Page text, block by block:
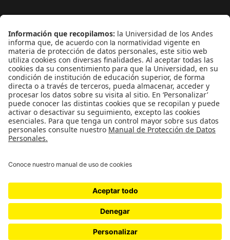
Podcasts
Ediciones especiales
Proyectos 070
SÍGUENOS
¿Quieres escribir en 070?
cerosetenta@uniandes.edu.co
BOGOTÁ, COLOMBIA